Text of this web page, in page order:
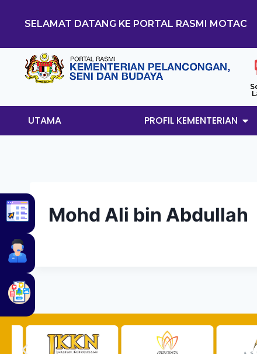
SELAMAT DATANG KE PORTAL RASMI MOTAC
UTAMA PROFIL KEMENTERIAN
Mohd Ali bin Abdullah